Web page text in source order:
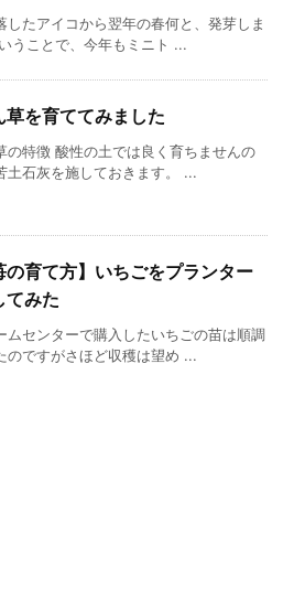
したアイコから翌年の春何と、発芽しま
うことで、今年もミニト ...
草を育ててみました
の特徴 酸性の土では良く育ちませんの
土石灰を施しておきます。 ...
の育て方】いちごをプランター
てみた
ムセンターで購入したいちごの苗は順調
のですがさほど収穫は望め ...